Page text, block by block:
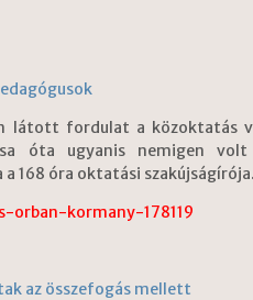
látott fordulat a közoktatás
óta ugyanis nemigen
168 óra oktatási szakújságírója.
kormany-178119
az összefogás mellett